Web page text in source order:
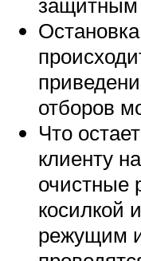
отборов
Что
клиенту
очистные
косилкой
режущим